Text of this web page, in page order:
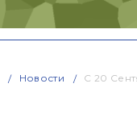
Новости С 20